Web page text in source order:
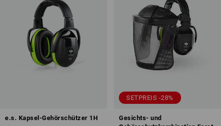
e.s. Kapsel-Gehörschützer 1H
SETPREIS -28%
Gesichts- und